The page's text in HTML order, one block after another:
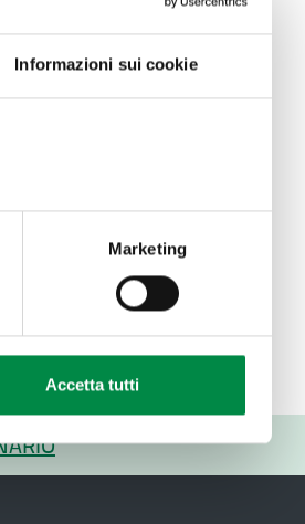
Informazioni sui cookie
Marketing
Accetta tutti